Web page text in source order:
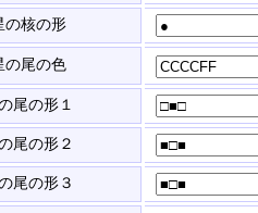
の核の形
の尾の色
尾の形１
尾の形２
尾の形３